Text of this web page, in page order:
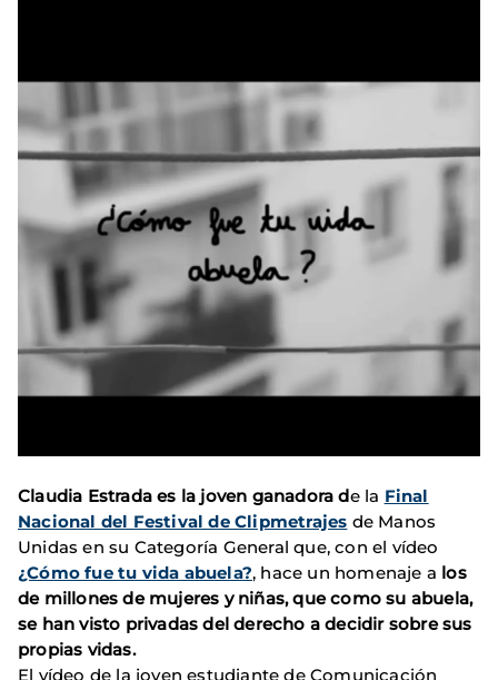
Claudia Estrada es la joven ganadora de la Final
Nacional del Festival de Clipmetrajes de Manos
Unidas en su Categoría General que, con el vídeo
¿Cómo fue tu vida abuela?, hace un homenaje a los
de millones de mujeres y niñas, que como su abuela,
se han visto privadas del derecho a decidir sobre sus
propias vidas.
El vídeo de la joven estudiante de Comunicación